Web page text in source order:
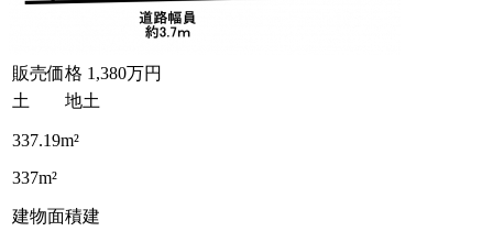
販売価格 1,380万円
土 地土
337.19m²
337m²
建物面積建